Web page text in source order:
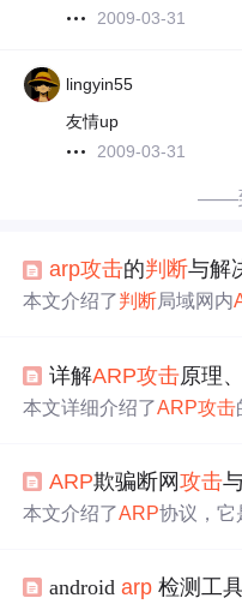
2009-03-31
lingyin55
友情up
2009-03-31
——
arp攻击的判断与解
本文介绍了判断局域网内
如安装ARP 卫士、静态绑
RP对应关系等。
详解ARP攻击原理、类
本文详细介绍了ARP攻击
ARP攻击，并提供了ARP
表、ARP欺骗防护软件和
ARP欺骗断网攻击
本文介绍了ARP协议，它
详细讲解了 ARP欺骗的断
androidarp 检测工